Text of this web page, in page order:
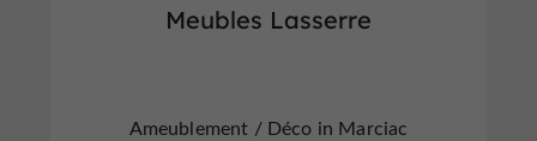
Meubles Lasserre
Ameublement / Déco in Marciac